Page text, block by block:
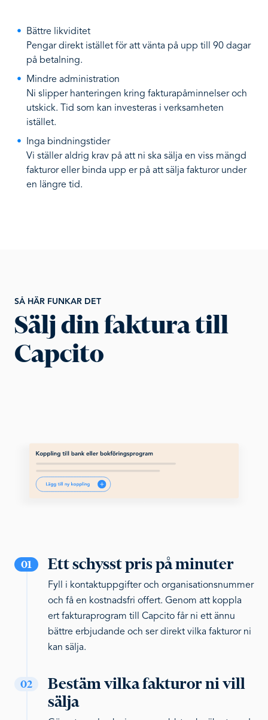
Bättre likviditet
Pengar direkt istället för att vänta på upp till 90 dagar
på betalning.
Mindre administration
Ni slipper hanteringen kring fakturapåminnelser och
utskick. Tid som kan investeras i verksamheten
istället.
Inga bindningstider
Vi ställer aldrig krav på att ni ska sälja en viss mängd
fakturor eller binda upp er på att sälja fakturor under
en längre tid.
SÅ HÄR FUNKAR DET
Sälj din faktura till
Capcito
01 Ett schysst pris på minuter
Fyll i kontaktuppgifter och organisationsnummer
och få en kostnadsfri offert. Genom att koppla
ert fakturaprogram till Capcito får ni ett ännu
bättre erbjudande och ser direkt vilka fakturor ni
kan sälja.
02
Bestäm vilka fakturor ni vill
sälja